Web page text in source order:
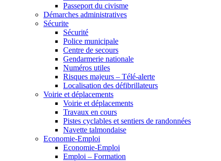
Passeport du civisme
Démarches administratives
Sécurite
Sécurité
Police municipale
Centre de secours
Gendarmerie nationale
Numéros utiles
Risques majeurs – Télé-alerte
Localisation des défibrillateurs
Voirie et déplacements
Voirie et déplacements
Travaux en cours
Pistes cyclables et sentiers de randonnées
Navette talmondaise
Economie-Emploi
Economie-Emploi
Emploi – Formation